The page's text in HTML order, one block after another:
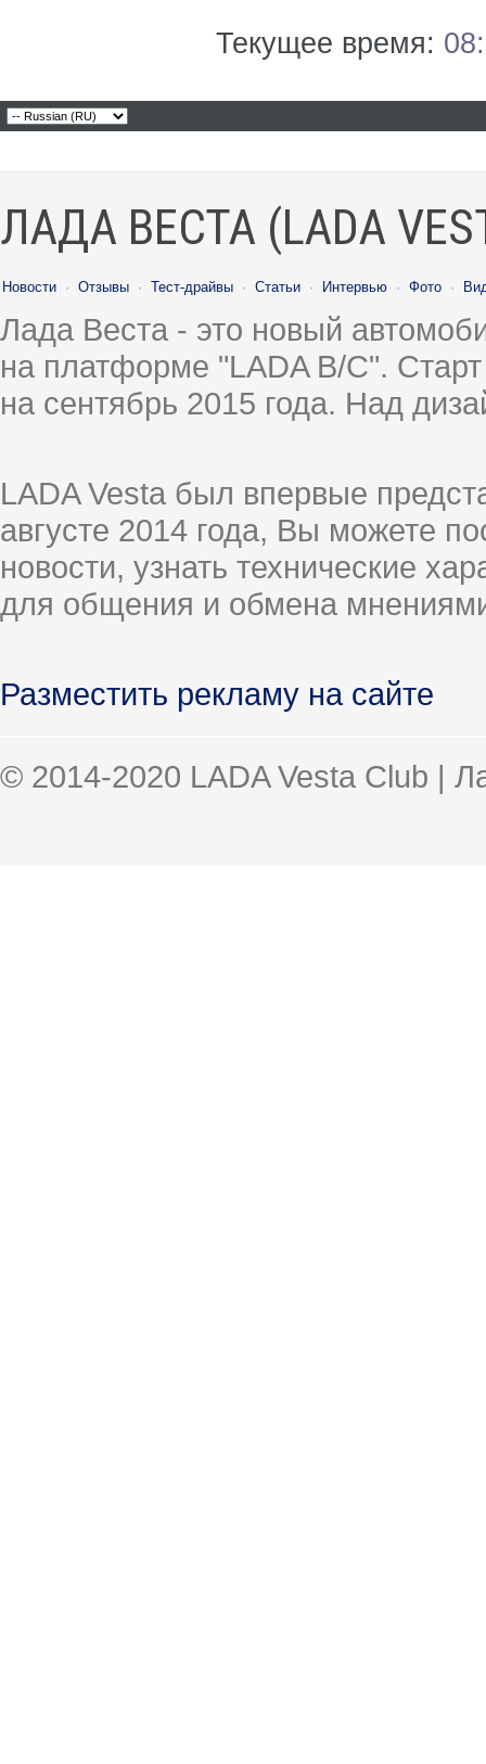
Текущее время:
ЛАДА ВЕСТА (LADA
Новости · Отзывы · Тест-драйвы · Статьи · Интервью · Фото ·
Лада Веста - это новый
на платформе "LADA B/C".
на сентябрь 2015 года. Над
LADA Vesta был впервые
августе 2014 года, Вы можете
новости, узнать технические
для общения и обмена
Разместить рекламу на сайте
© 2014-2020 LADA Vesta Club |